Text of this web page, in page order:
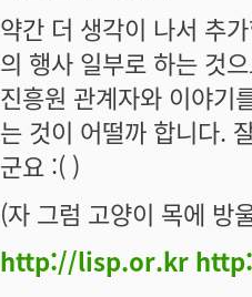
약간 더 생각이 나서 추
의 행사 일부로 하는 것
진흥원 관계자와 이야기
는 것이 어떨까 합니다.
군요 :( )
(자 그럼 고양이 목에 방
http://lisp.or.kr